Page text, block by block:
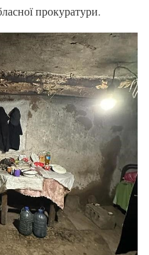
прокуратури.